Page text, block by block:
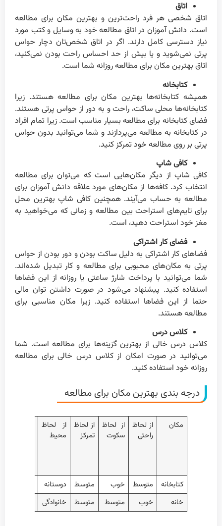
اتاق
اتاق شخصی هر فرد راحت‌ترین و بهترین مکان برای مطالعه
است. دانش آموزان در اتاق مطالعه خود به وسایل و کتب مورد
نیاز دسترسی کامل دارند. اگر در اتاق شخص‌تان دچار حواس
پرتی نمی‌شوید و یا بیش از حد احساس راحت بودن نمی‌کنید،
اتاق بهترین مکان برای مطالعه روزانه شما است.
کتابخانه
همیشه کتابخانه‌ها بهترین مکان برای مطالعه هستند. زیرا
کتابخانه‌ها محلی ساکت، راحت و به دور از حواس پرتی هستند.
فضای کتابخانه برای مطالعه بسیار مناسب است. زیرا تمام افراد
در کتابخانه به مطالعه می‌پردازند و شما می‌توانید بدون حواس
پرتی بر روی مطالعه خود تمرکز کنید.
کافی شاپ
کافی شاپ از دیگر مکان‌هایی است که می‌توان برای مطالعه
انتخاب کرد. کافه‌ها از مکان‌های مورد علاقه دانش آموزان برای
مطالعه به حساب می‌آیند. همچنین کافی شاپ بهترین محل
برای تایم‌های استراحت بین مطالعه و زمانی که می‌خواهید به
مغز خود استراحت دهید، است.
فضای کار اشتراکی
فضاهای کار اشتراکی به دلیل ساکت بودن و دور بودن از حواس
پرتی به مکان‌های محبوبی برای مطالعه و کار تبدیل شده‌اند.
شما می‌توانید با پرداخت شارژ ساعتی یا روزانه از این فضاها
استفاده کنید. پیشنهاد می‌شود در صورت داشتن توان مالی
حتما از این فضاها استفاده کنید. زیرا مکان مناسبی برای
مطالعه هستند.
کلاس درس
کلاس درس خالی از بهترین گزینه‌ها برای مطالعه است. شما
می‌توانید در صورت امکان از کلاس درس خالی برای مطالعه
روزانه خود استفاده کنید.
درجه بندی بهترین مکان برای مطالعه
مکان
از لحاظ
راحتی
از لحاظ
سکوت
از لحاظ
تمرکز
از لحاظ
محیط
کتابخانه
متوسط خوب متوسط دوستانه
خانه
خوب متوسط متوسط خانوادگی